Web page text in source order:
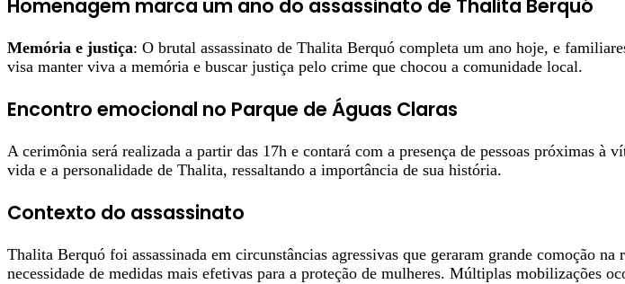
Homenagem marca um ano do assassinato de Thalita Berquó
Memória e justiça: O brutal assassinato de Thalita Berquó completa um ano hoje, e
visa manter viva a memória e buscar justiça pelo crime que chocou a comunidade local.
Encontro emocional no Parque de Águas Claras
A cerimônia será realizada a partir das 17h e contará com a presença de pessoas próximas
vida e a personalidade de Thalita, ressaltando a importância de sua história.
Contexto do assassinato
Thalita Berquó foi assassinada em circunstâncias agressivas que geraram grande comoção
necessidade de medidas mais efetivas para a proteção de mulheres. Múltiplas mobilizações